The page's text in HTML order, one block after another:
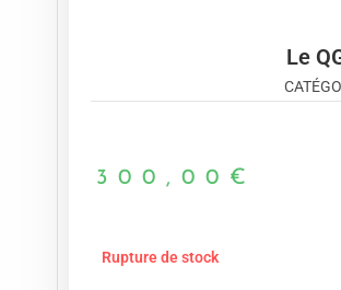
Le
300,00 €
Rupture de stock